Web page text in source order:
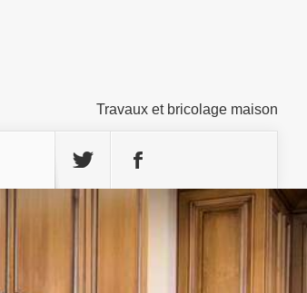
Travaux et bricolage maison